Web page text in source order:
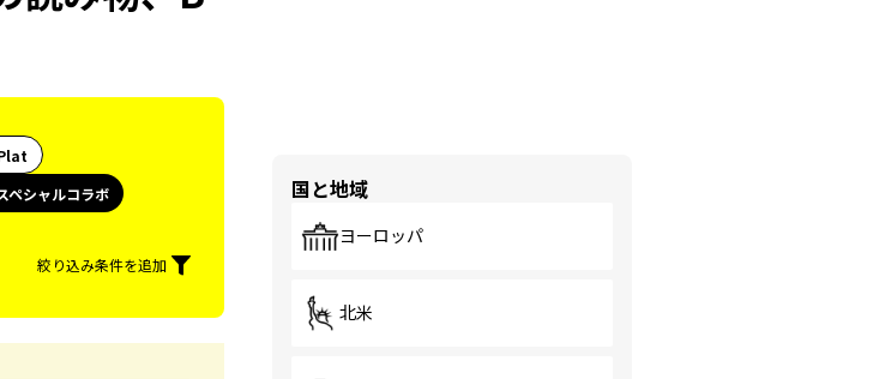
ペシャルコラボ
絞り込み条件を追加
国と地域
ヨーロッパ
北米